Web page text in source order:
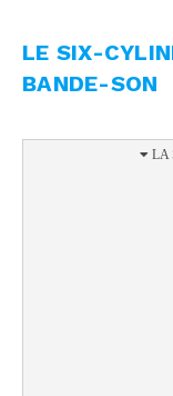
LE SIX-
BANDE-SON